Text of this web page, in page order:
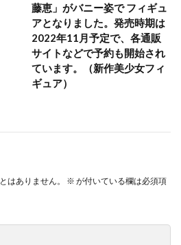
藤恵」がバニー姿で フィギュ
アとなりました。発売時期は
2022年11月予定で、各通販
サイトなどで予約も開始され
ています。（新作美少女フィ
ギュア）
はありません。 ※ が付いている欄は必須項